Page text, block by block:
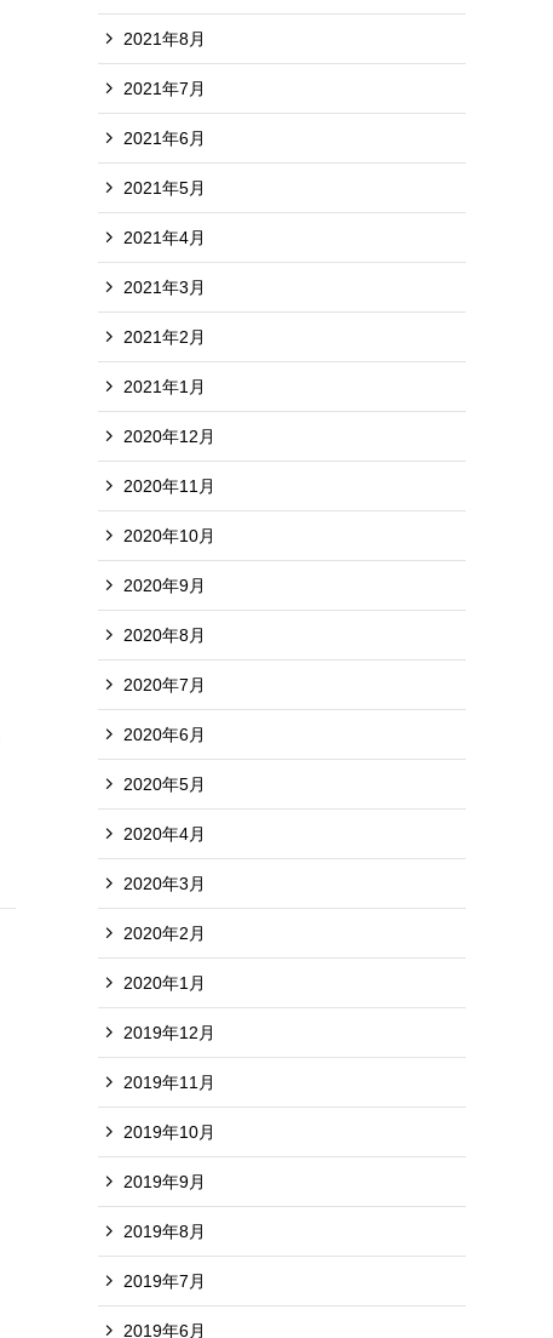
2021年8月
2021年7月
2021年6月
2021年5月
2021年4月
2021年3月
2021年2月
2021年1月
2020年12月
2020年11月
2020年10月
2020年9月
2020年8月
2020年7月
2020年6月
2020年5月
2020年4月
2020年3月
2020年2月
2020年1月
2019年12月
2019年11月
2019年10月
2019年9月
2019年8月
2019年7月
2019年6月